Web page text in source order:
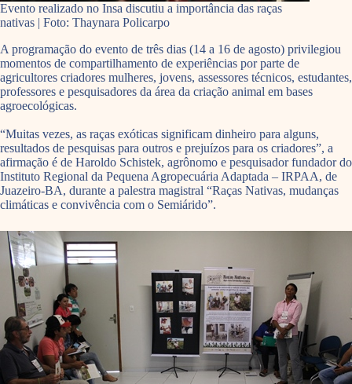
Evento realizado no Insa discutiu a importância das raças
nativas | Foto: Thaynara Policarpo
A programação do evento de três dias (14 a 16 de agosto) privilegiou
momentos de compartilhamento de experiências por parte de
agricultores criadores mulheres, jovens, assessores técnicos, estudantes,
professores e pesquisadores da área da criação animal em bases
agroecológicas.
“Muitas vezes, as raças exóticas significam dinheiro para alguns,
resultados de pesquisas para outros e prejuízos para os criadores”, a
afirmação é de Haroldo Schistek, agrônomo e pesquisador fundador do
Instituto Regional da Pequena Agropecuária Adaptada – IRPAA, de
Juazeiro-BA, durante a palestra magistral “Raças Nativas, mudanças
climáticas e convivência com o Semiárido”.